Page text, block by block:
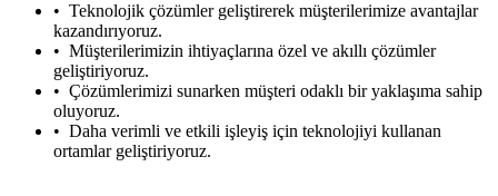
Teknolojik çözümler geliştirerek müşterilerimize avantajlar
kazandırıyoruz.
Müşterilerimizin ihtiyaçlarına özel ve akıllı çözümler
geliştiriyoruz.
Çözümlerimizi sunarken müşteri odaklı bir yaklaşıma sahip
oluyoruz.
Daha verimli ve etkili işleyiş için teknolojiyi kullanan
ortamlar geliştiriyoruz.